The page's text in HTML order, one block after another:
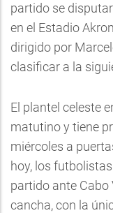
partido se
en el Estadio
dirigido por
clasificar a la
El plantel celeste
matutino y tiene
miércoles a
hoy, los
partido ante Cabo
cancha, con la